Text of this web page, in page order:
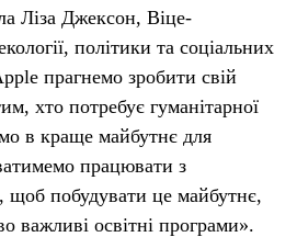
Ліза Джексон, Віце-
політики та соціальних
прагнемо зробити свій
хто потребує гуманітарної
в краще майбутнє для
працювати з
щоб побудувати це майбутнє,
важливі освітні програми».